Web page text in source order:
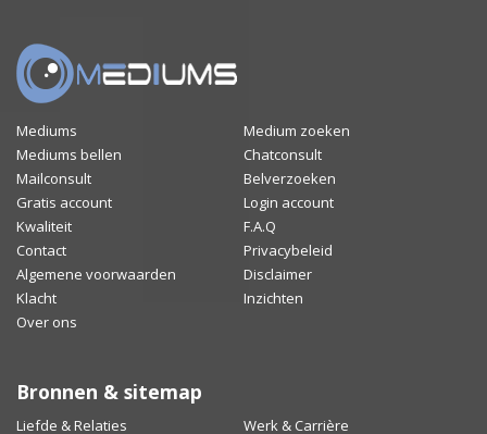
Mediums
Medium zoeken
Mediums bellen
Chatconsult
Mailconsult
Belverzoeken
Gratis account
Login account
Kwaliteit
F.A.Q
Contact
Privacybeleid
Algemene voorwaarden
Disclaimer
Klacht
Inzichten
Over ons
Bronnen & sitemap
Liefde & Relaties Werk & Carrière